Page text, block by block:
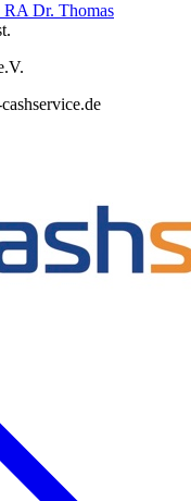
RA Dr. Thomas